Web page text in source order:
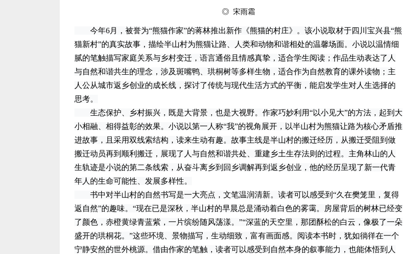
◎ 宋雨霜
今年6月，被誉为“熊猫作家”的蒋林推出新作《熊猫的村庄》。该小说取材于四川宝兴县“熊
猫新村”的真实故事，描绘半山村为熊猫让路、人类和动物和谐相处的温馨场面。小说以温情细
腻的笔触描写家庭关系与乡村变迁，语言通俗且情感真挚，适合学生阅读；作品生动表达了人
与自然和谐共生的理念，涉及斑嘴鸭、珙桐树等多样生物，适合作为自然教育的课外读物；主
人公从城市返乡创业的成长线，探讨了传统与现代生活方式的平衡，能启发学生对人生选择的
思考。
生态保护、乡村振兴，既是大背景，也是大视野。作家巧妙利用“以小见大”的方法，起到大
小相融、相得益彰的效果。小说以第一人称“我”的视角展开，以半山村为熊猫让路为核心矛盾推
进故事，且采用双线索结构，读来生动有趣。故事主线是半山村的搬迁经历，从搬迁受阻到做
搬迁动员再到顺利搬迁，展现了人与自然和谐共处、重建乡土生存法则的过程。主角林山的人
生轨迹是小说的第二条线索，从奋斗离乡到回乡调解再到返乡创业，他的经历呈现了新一代青
年人的生命可能性、发展多样性。
书中对半山村的自然书写是一大亮点，文笔温润清新。读者可以感受到“久在樊笼里，复得
返自然”的趣味。“现在已是深秋，半山村的早晨总是涌动着白色的雾霭。房屋背后的树林已经变
了颜色，赤橙黄绿青蓝紫，一片缤纷随风荡漾。”“深蓝的天空里，那团酥松的白云，像极了一朵
盛开的珙桐花。”这些环境、景物描写，生动细致，富有画面感。阅读本书时，犹如徜徉在一个
宁静安然的世外桃源。借由作家的笔触，读者可以感受到自然本身的叙事能力，也能体悟到人